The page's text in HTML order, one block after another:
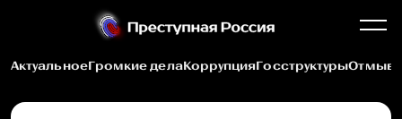
АктуальноеГромкие делаКоррупцияГосструктуры